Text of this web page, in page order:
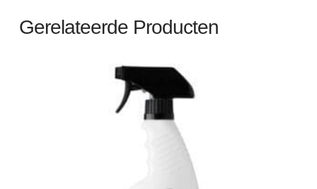
Gerelateerde Producten